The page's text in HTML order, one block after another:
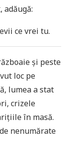
adăugă:
ce vrei tu.
și peste
loc pe
lumea a stat
crizele
în masă.
nenumărate